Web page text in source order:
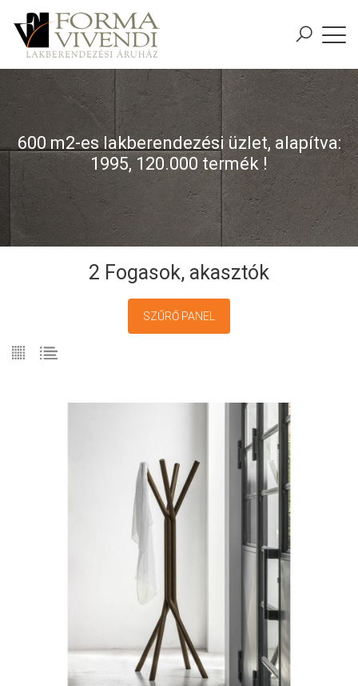
600 m2-es lakberendezési üzlet, alapítva:
1995, 120.000 termék !
2 Fogasok, akasztók
SZŰRŐ PANEL